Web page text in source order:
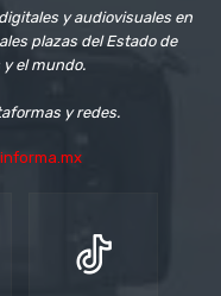
y audiovisuales en
plazas del Estado de
y el mundo.
y redes.